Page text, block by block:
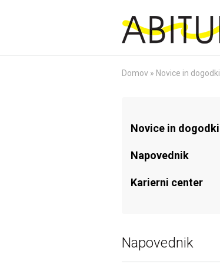
Domov » Novice in dogodki
Novice in dogodki
Napovednik
Karierni center
Napovednik